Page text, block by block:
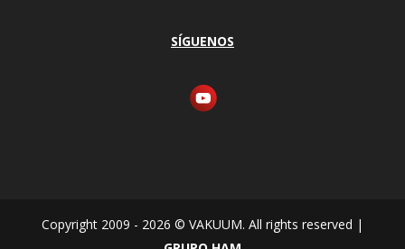
SÍGUENOS
Copyright 2009 - 2026 © VAKUUM. All rights reserved |